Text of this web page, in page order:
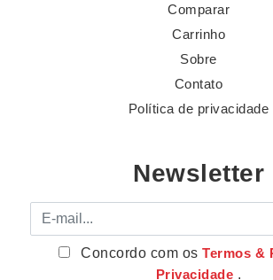
Comparar
Carrinho
Sobre
Contato
Política de privacidade
Newsletter
E-mail
Concordo com osTermos &
Privacidade .